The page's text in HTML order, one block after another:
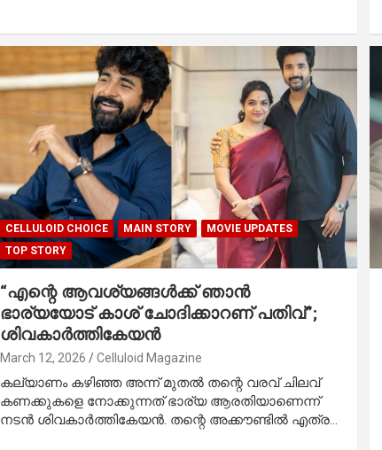
CELLULOID CHOICE MAIN STORY
MOVIE UPDATES
TOP STORY
“എന്റെ ആവശ്യങ്ങൾക്ക് ഞാൻ
ഭാര്യയോട് കാശ് ചോദിക്കാറണ് പതിവ്”;
ശിവകാർത്തികേയൻ
March 12, 2026 Celluloid Magazine
കല്യാണം കഴിഞ്ഞ അന്ന് മുതൽ തന്റെ വരവ് ചിലവ്
കണക്കുകളെ നോക്കുന്നത് ഭാര്യ ആരതിയാണെന്ന്
നടൻ ശിവകാർത്തികേയൻ. തന്റെ അക്കൗണ്ടിൽ എത്ര…